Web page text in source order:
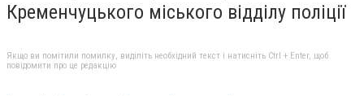
Кременчуцького міського відділу поліції
Якщо ви помітили помилку, виділіть необхідний текст і натисніть Ctrl + Enter, щоб
повідомити про це редакцію